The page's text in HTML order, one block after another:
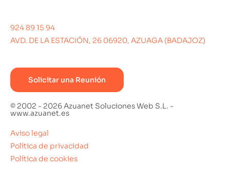
924 89 15 94
AVD. DE LA ESTACIÓN, 26 06920, AZUAGA (BADAJOZ)
Solicitar una Reunión
© 2002 - 2026 Azuanet Soluciones Web S.L. -
www.azuanet.es
Aviso legal
Política de privacidad
Política de cookies